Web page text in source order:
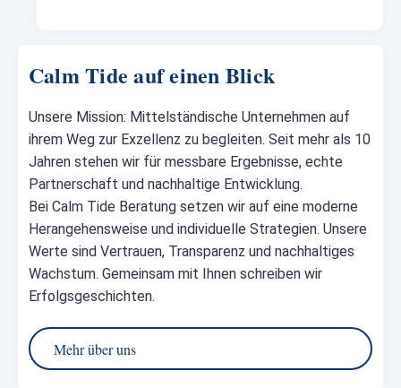
Calm Tide auf einen Blick
Unsere Mission: Mittelständische Unternehmen auf
ihrem Weg zur Exzellenz zu begleiten. Seit mehr als 10
Jahren stehen wir für messbare Ergebnisse, echte
Partnerschaft und nachhaltige Entwicklung.
Bei Calm Tide Beratung setzen wir auf eine moderne
Herangehensweise und individuelle Strategien. Unsere
Werte sind Vertrauen, Transparenz und nachhaltiges
Wachstum. Gemeinsam mit Ihnen schreiben wir
Erfolgsgeschichten.
Mehr über uns